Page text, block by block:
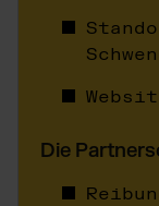
Die